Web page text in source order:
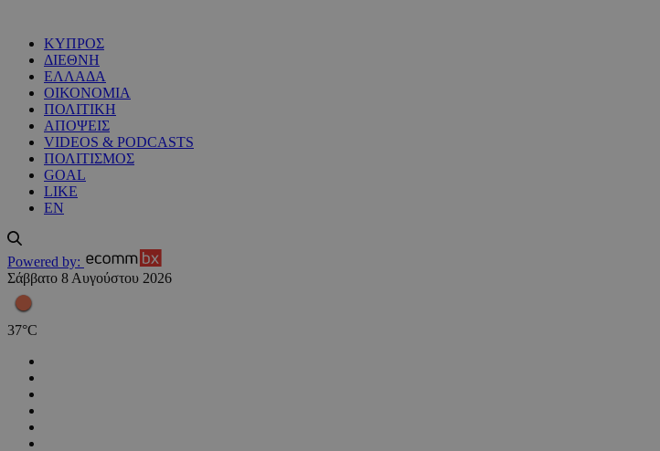
ΚΥΠΡΟΣ
ΔΙΕΘΝΗ
ΕΛΛΑΔΑ
ΟΙΚΟΝΟΜΙΑ
ΠΟΛΙΤΙΚΗ
ΑΠΟΨΕΙΣ
VIDEOS & PODCASTS
ΠΟΛΙΤΙΣΜΟΣ
GOAL
LIKE
EN
Powered by:
Σάββατο 8 Αυγούστου 2026
37°C